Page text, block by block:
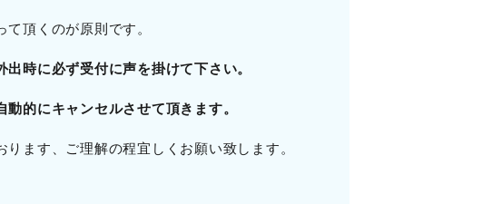
頂くのが原則です。
時に必ず受付に声を掛けて下さい。
的にキャンセルさせて頂きます。
ます、ご理解の程宜しくお願い致します。